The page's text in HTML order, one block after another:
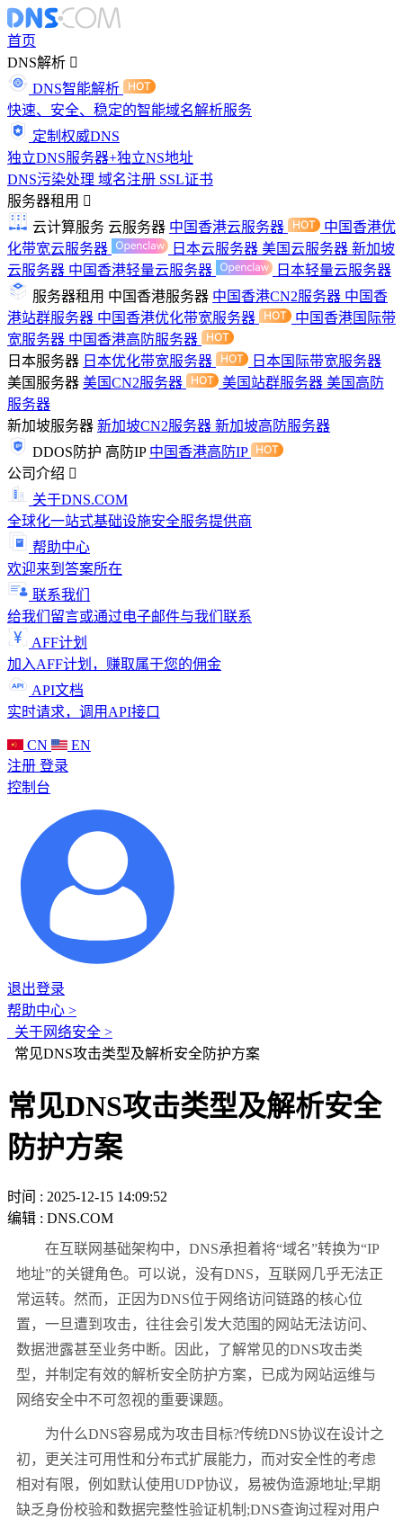
首页
DNS解析
DNS智能解析
快速、安全、稳定的智能域名解析服务
定制权威DNS
独立DNS服务器+独立NS地址
DNS污染处理 域名注册 SSL证书
服务器租用
云计算服务 云服务器 中国香港云服务器
中国香港优
化带宽云服务器
日本云服务器 美国云服务器 新加坡
云服务器 中国香港轻量云服务器
日本轻量云服务器
服务器租用 中国香港服务器 中国香港CN2服务器 中国香
港站群服务器 中国香港优化带宽服务器
中国香港国际带
宽服务器 中国香港高防服务器
日本服务器 日本优化带宽服务器
日本国际带宽服务器
美国服务器 美国CN2服务器 美国站群服务器 美国高防
服务器
新加坡服务器 新加坡CN2服务器 新加坡高防服务器
DDOS防护 高防IP 中国香港高防IP
公司介绍
关于DNS.COM
全球化一站式基础设施安全服务提供商
帮助中心
欢迎来到答案所在
联系我们
给我们留言或通过电子邮件与我们联系
AFF计划
加入AFF计划，赚取属于您的佣金
API文档
实时请求，调用API接口
CN
EN
注册 登录
控制台
退出登录
帮助中心 >
关于网络安全 >
常见DNS攻击类型及解析安全防护方案
常见DNS攻击类型及解析安全
防护方案
时间 : 2025-12-15 14:09:52
编辑 : DNS.COM
在互联网基础架构中，DNS承担着将“域名”转换为“IP
地址”的关键角色。可以说，没有DNS，互联网几乎无法正
常运转。然而，正因为DNS位于网络访问链路的核心位
置，一旦遭到攻击，往往会引发大范围的网站无法访问、
数据泄露甚至业务中断。因此，了解常见的DNS攻击类
型，并制定有效的解析安全防护方案，已成为网站运维与
网络安全中不可忽视的重要课题。
为什么DNS容易成为攻击目标?传统DNS协议在设计之
初，更关注可用性和分布式扩展能力，而对安全性的考虑
相对有限，例如默认使用UDP协议，易被伪造源地址;早期
缺乏身份校验和数据完整性验证机制;DNS查询过程对用户